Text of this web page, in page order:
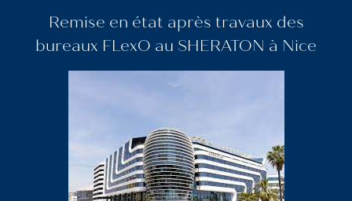
Remise en état après travaux des
bureaux FLexO au SHERATON à Nice